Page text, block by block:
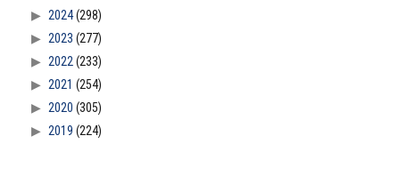
2024(298)
2023 (277)
2022 (233)
2021 (254)
2020 (305)
2019 (224)